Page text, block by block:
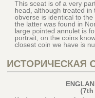
This sceat is of a very
head, although treated
obverse is identical to
the latter was found in
large pointed annulet is
portrait, on the coins
closest coin we have is
ИСТОРИЧЕСКАЯ
(7th